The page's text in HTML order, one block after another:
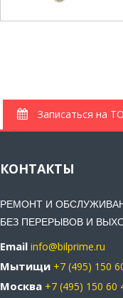
Записаться на ТО
КОНТАКТЫ
РЕМОНТ И
БЕЗ ПЕРЕРЫВОВ И
Email info@bilprime.ru
Мытищи +7 (495) 150
Москва +7 (495) 150 60